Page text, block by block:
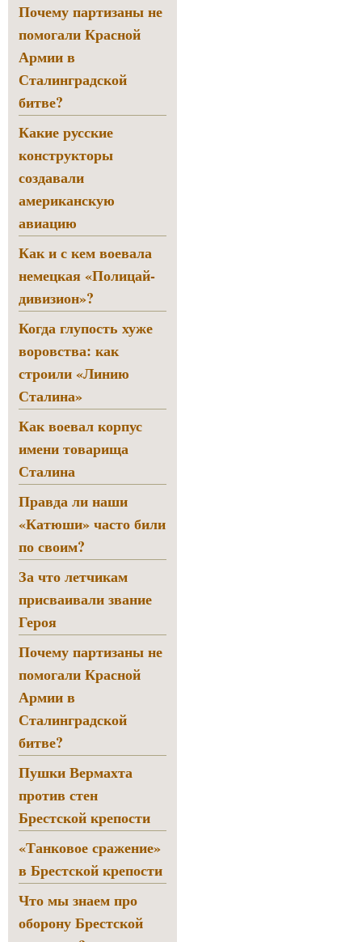
Почему партизаны не
помогали Красной
Армии в
Сталинградской
битве?
Какие русские
конструкторы
создавали
американскую
авиацию
Как и с кем воевала
немецкая «Полицай-
дивизион»?
Когда глупость хуже
воровства: как
строили «Линию
Сталина»
Как воевал корпус
имени товарища
Сталина
Правда ли наши
«Катюши» часто били
по своим?
За что летчикам
присваивали звание
Героя
Почему партизаны не
помогали Красной
Армии в
Сталинградской
битве?
Пушки Вермахта
против стен
Брестской крепости
«Танковое сражение»
в Брестской крепости
Что мы знаем про
оборону Брестской